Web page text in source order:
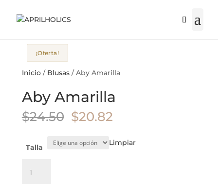
Inicio/ Blusas/ Aby Amarilla
¡Oferta!
Aby Amarilla
$24.50 El
precio
original
era:
$20.82El
actual
es:
Talla
Limpiar
Amarilla